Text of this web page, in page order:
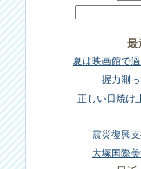
事
最
夏は映画館で
握力測
正しい日焼け
「震災復興
大塚国際